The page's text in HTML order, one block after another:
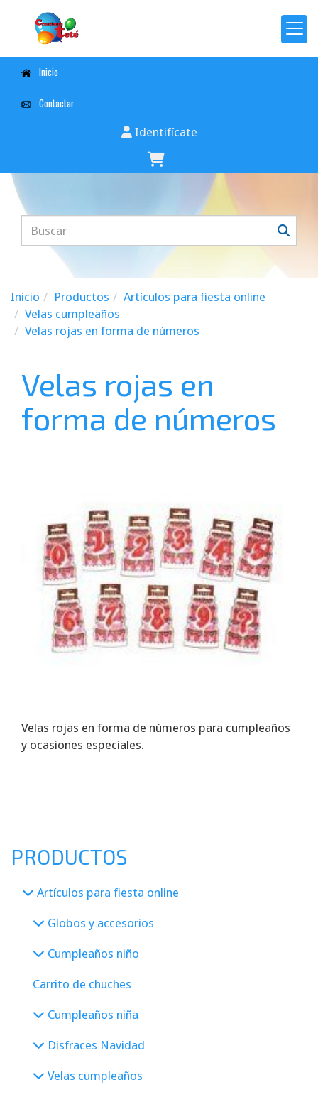
Inicio
Contactar
Identifícate
Inicio Productos
Artículos para fiesta online
Velas cumpleaños
Velas rojas en forma de números
Velas rojas en
forma de números
Velas rojas en forma de números para cumpleaños
y ocasiones especiales.
PRODUCTOS
Artículos para fiesta online
Globos y accesorios
Cumpleaños niño
Carrito de chuches
Cumpleaños niña
Disfraces Navidad
Velas cumpleaños